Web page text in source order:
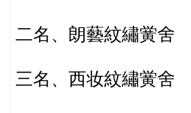
二名、朗藝紋繡黉舍
三名、西妆紋繡黉舍